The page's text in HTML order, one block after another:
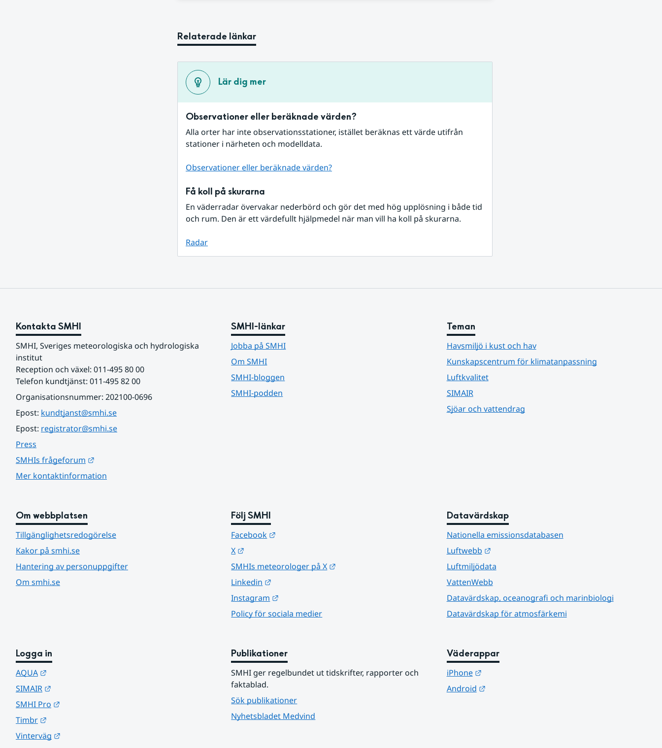
Relaterade länkar
Lär dig mer
Observationer eller beräknade värden?
Alla orter har inte observationsstationer, istället beräknas ett värde utifrån
stationer i närheten och modelldata.
Observationer eller beräknade värden?
Få koll på skurarna
En väderradar övervakar nederbörd och gör det med hög upplösning i både tid
och rum. Den är ett värdefullt hjälpmedel när man vill ha koll på skurarna.
Radar
Kontakta SMHI
SMHI, Sveriges meteorologiska och hydrologiska
institut
Reception och växel: 011-495 80 00
Telefon kundtjänst: 011-495 82 00
Organisationsnummer: 202100-0696
Epost: kundtjanst@smhi.se
Epost: registrator@smhi.se
Press
SMHIs frågeforum
Mer kontaktinformation
SMHI-länkar
Jobba på SMHI
Om SMHI
SMHI-bloggen
SMHI-podden
Teman
Havsmiljö i kust och hav
Kunskapscentrum för klimatanpassning
Luftkvalitet
SIMAIR
Sjöar och vattendrag
Om webbplatsen
Tillgänglighetsredogörelse
Kakor på smhi.se
Hantering av personuppgifter
Om smhi.se
Följ SMHI
Facebook
X
SMHIs meteorologer på X
Linkedin
Instagram
Policy för sociala medier
Datavärdskap
Nationella emissionsdatabasen
Luftwebb
Länk till annan webbplats.
Luftmiljödata
VattenWebb
Datavärdskap, oceanografi och marinbiologi
Datavärdskap för atmosfärkemi
Logga in
AQUA
SIMAIR
SMHI Pro
Timbr
Vinterväg
Publikationer
SMHI ger regelbundet ut tidskrifter, rapporter och
faktablad.
Sök publikationer
Nyhetsbladet Medvind
Väderappar
iPhone
Länk till annan webbplats.
Android
Länk till annan webbplats.